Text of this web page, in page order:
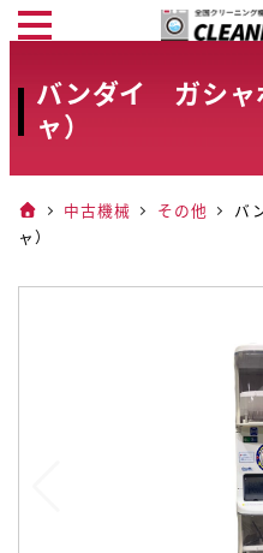
メ
ン
ン
へ
バンダイ ガシャ
ャ）
中古機械 その他
バ
ャ）